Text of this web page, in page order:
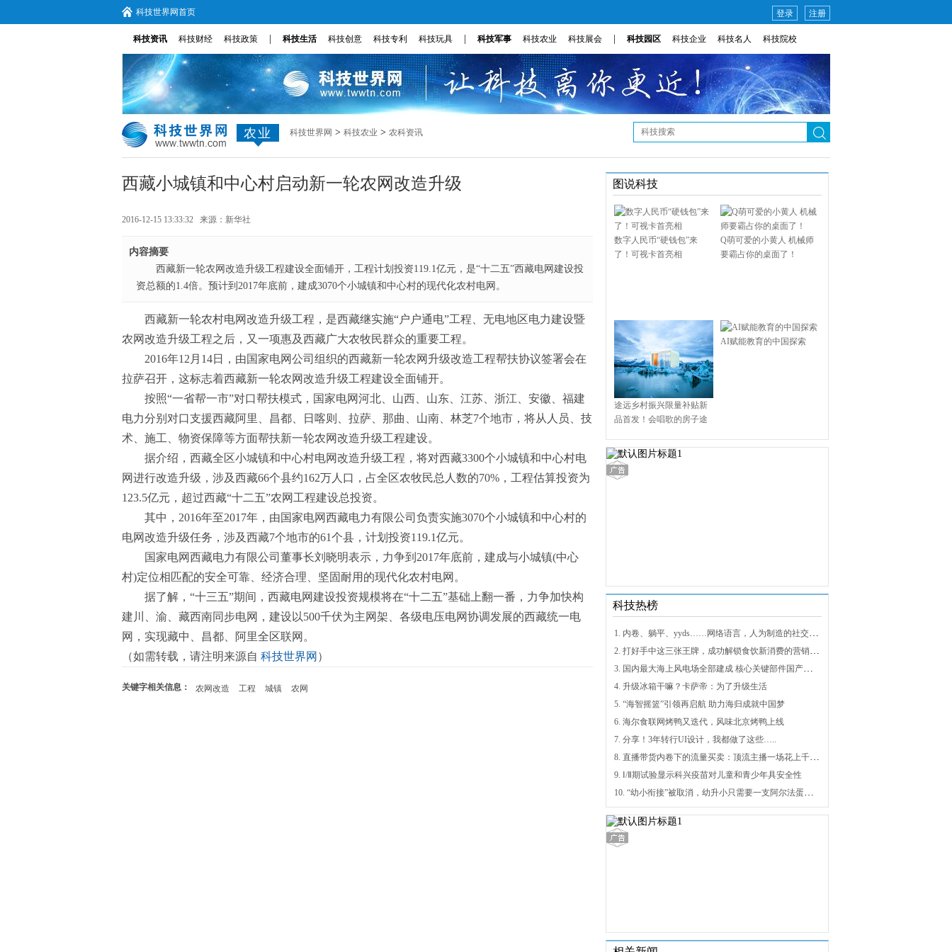
科技世界网首页 注册
登录
科技资讯 科技财经 科技政策 科技生活 科技创意 科技专利 科技玩具 科技军事 科技农业 科技展会 科技园区 科技企业 科技名人 科技院校
农业 科技世界网 > 科技农业 > 农科资讯
西藏小城镇和中心村启动新一轮农网改造升级
2016-12-15 13:33:32 来源： 新华社
内容摘要
西藏新一轮农网改造升级工程建设全面铺开，工程计划投资119.1亿元，是“十二五”西藏电网建设投
资总额的1.4倍。预计到2017年底前，建成3070个小城镇和中心村的现代化农村电网。
西藏新一轮农村电网改造升级工程，是西藏继实施“户户通电”工程、无电地区电力建设暨
农网改造升级工程之后，又一项惠及西藏广大农牧民群众的重要工程。
2016年12月14日， 由国家电网公司组织的西藏新一轮农网升级改造工程帮扶协议签署会在
拉萨召开 ， 这标志着西藏新一轮农网改造升级工程建设全面铺开。
按照“一省帮一市”对口帮扶模式，国家电网河北、山西、山东、江苏、浙江、安徽、福建
电力分别对口支援西藏阿里、昌都、日喀则、拉萨、那曲、山南、林芝7个地市，将从人员、技
术、施工、物资保障等方面帮扶新一轮农网改造升级工程建设。
据介绍，西藏全区小城镇和中心村电网改造升级工程，将对西藏3300个小城镇和中心村电
网进行改造升级，涉及西藏66个县约162万人口，占全区农牧民总人数的70%，工程估算投资为
123.5亿元，超过西藏“十二五”农网工程建设总投资。
其中，2016年至2017年，由国家电网西藏电力有限公司负责实施3070个小城镇和中心村的
电网改造升级任务，涉及西藏7个地市的61个县，计划投资119.1亿元。
国家电网西藏电力有限公司董事长刘晓明表示，力争到2017年底前，建成与小城镇(中心
村)定位相匹配的安全可靠、经济合理、坚固耐用的现代化农村电网。
据了解，“十三五”期间，西藏电网建设投资规模将在“十二五”基础上翻一番，力争加快构
建川、渝、藏西南同步电网，建设以500千伏为主网架、各级电压电网协调发展的西藏统一电
网，实现藏中、昌都、阿里全区联网。
（如需转载，请注明来源自 科技世界网 ）
关键字相关信息： 农网改造 工程 城镇 农网
图说科技
数字人民币“硬钱包”来
了！可视卡首亮相
Q萌可爱的小黄人 机械师
要霸占你的桌面了！
途远乡村振兴限量补贴新
品首发！会唱歌的房子途
AI赋能教育的中国探索
科技热榜
1. 内卷、躺平、yyds……网络语言，人为制造的社交屏障？
2. 打好手中这三张王牌，成功解锁食饮新消费的营销密码
3. 国内最大海上风电场全部建成 核心关键部件国产化攻关未来可期
4. 升级冰箱干嘛？卡萨帝：为了升级生活
5. “海智摇篮”引领再启航 助力海归成就中国梦
6. 海尔食联网烤鸭又迭代，风味北京烤鸭上线
7. 分享！3年转行UI设计，我都做了这些…..
8. 直播带货内卷下的流量买卖：顶流主播一场花上千万元，红利消退焦虑暴增
9. Ⅰ/Ⅱ期试验显示科兴疫苗对儿童和青少年具安全性
10. “幼小衔接”被取消，幼升小只需要一支阿尔法蛋词典笔